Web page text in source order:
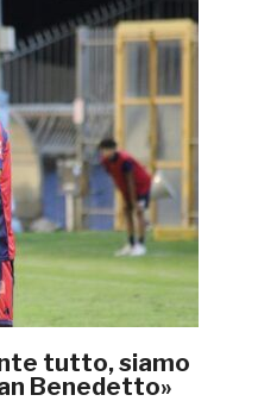
tutto, siamo
Benedetto»